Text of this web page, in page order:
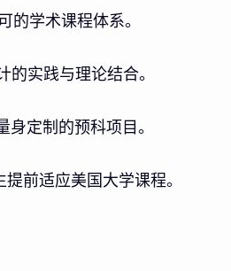
的学术课程体系。
的实践与理论结合。
身定制的预科项目。
提前适应美国大学课程。